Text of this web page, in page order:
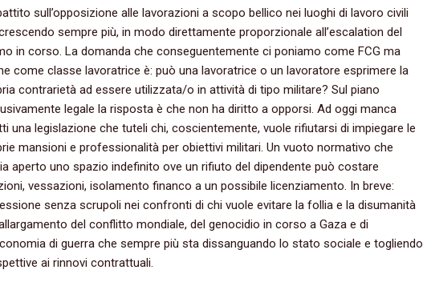
sull’opposizione alle lavorazioni a scopo bellico nei luoghi di lavoro civili
sempre più, in modo direttamente proporzionale all’escalation del
in corso. La domanda che conseguentemente ci poniamo come FCG ma
come classe lavoratrice è: può una lavoratrice o un lavoratore esprimere la
contrarietà ad essere utilizzata/o in attività di tipo militare? Sul piano
legale la risposta è che non ha diritto a opporsi. Ad oggi manca
una legislazione che tuteli chi, coscientemente, vuole rifiutarsi di impiegare le
mansioni e professionalità per obiettivi militari. Un vuoto normativo che
aperto uno spazio indefinito ove un rifiuto del dipendente può costare
vessazioni, isolamento financo a un possibile licenziamento. In breve:
senza scrupoli nei confronti di chi vuole evitare la follia e la disumanità
del conflitto mondiale, del genocidio in corso a Gaza e di
di guerra che sempre più sta dissanguando lo stato sociale e togliendo
ai rinnovi contrattuali.